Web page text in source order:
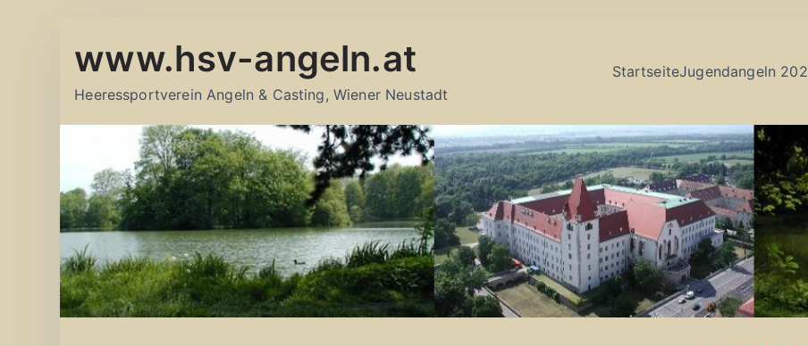
Inhalt
www.hsv-angeln.at
Heeressportverein Angeln & Casting, Wiener Neustadt
StartseiteJugendangeln